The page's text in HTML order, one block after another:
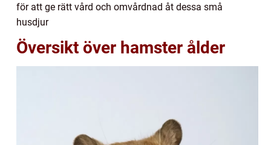
för att ge rätt vård och omvårdnad åt dessa små
husdjur
Översikt över hamster ålder